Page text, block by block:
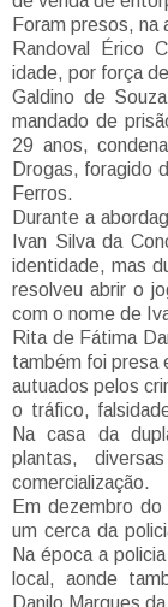
Foram presos, na
Randoval Érico
idade, por força
Galdino de
mandado de
29 anos,
Drogas, foragido
Ferros.
Durante a
Ivan Silva da
identidade, mas
resolveu abrir o
com o nome de
Rita de Fátima
também foi presa
autuados pelos
o tráfico,
Na casa da
plantas,
comercialização.
Em dezembro do
um cerca da
Na época a
local, aonde